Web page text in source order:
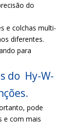
do
e colchas multi-
diferentes.
para
do Hy-W-
pode
e com mais